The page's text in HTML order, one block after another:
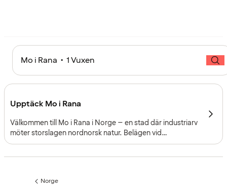
Mo i Rana • 1 Vuxen
Upptäck Mo i Rana
Välkommen till Mo i Rana i Norge – en stad där industriarv
möter storslagen nordnorsk natur. Belägen vid
Ranfjorden, strax söder om polcirkeln, förenar staden
Föregående
Norge